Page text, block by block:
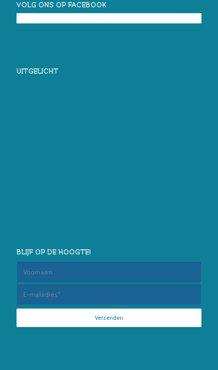
VOLG ONS OP FACEBOOK
UITGELICHT
BLIJF OP DE HOOGTE!